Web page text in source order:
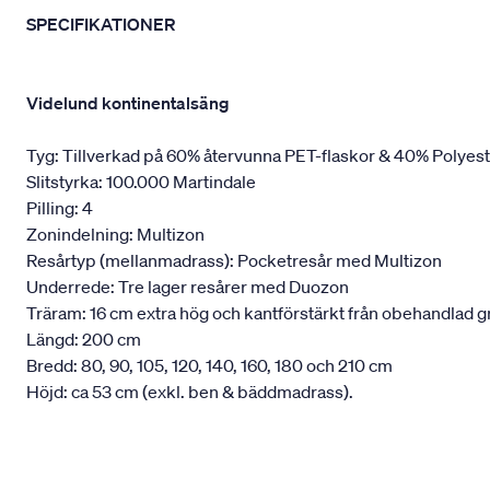
SPECIFIKATIONER
Videlund kontinentalsäng
Tyg: Tillverkad på 60% återvunna PET-flaskor & 40%
Slitstyrka: 100.000 Martindale
Pilling: 4
Zonindelning: Multizon
Resårtyp (mellanmadrass): Pocketresår med Multizon
Underrede: Tre lager resårer med Duozon
Träram: 16 cm extra hög och kantförstärkt från obehandlad
Längd: 200 cm
Bredd: 80, 90, 105, 120, 140, 160, 180 och 210 cm
Höjd: ca 53 cm (exkl. ben & bäddmadrass).